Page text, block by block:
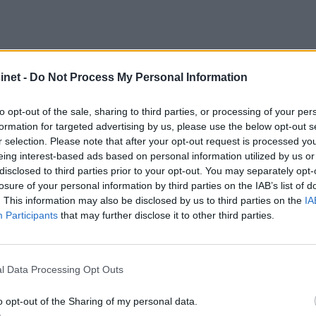
- Do Not Process My Personal Information
opt-out of the sale, sharing to third parties, or processing of your
for targeted advertising by us, please use the below opt-out
selection. Please note that after your opt-out request is processed
interest-based ads based on personal information utilized by us
to third parties prior to your opt-out. You may separately
of your personal information by third parties on the IAB’s list of
This information may also be disclosed by us to third parties on the
Participants that may further disclose it to other third parties.
Data Processing Opt Outs
opt-out of the Sharing of my personal data.
gikk hele kysten opp til Frøya og Hitra ved utløpet
hvert år. Derfor har vi fått innspill fra våre
kandidater som også fikk flest nominasjoner fra
i 2015? Du avgjør. Send en SMS med kodeord HAVN
av fem Båtmagasinet-bager. Siste avstemningsdag